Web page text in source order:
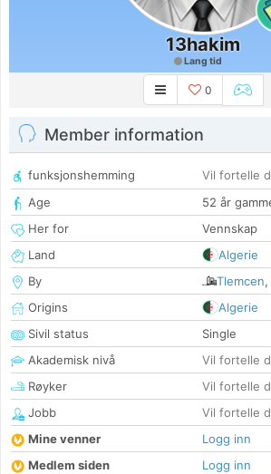
13hakim
Lang tid
0
Member information
funksjonshemming
Vil fortelle
Age
52 år
Her for
Vennskap
Land
Algerie
By
Tlemcen,
Origins
Algerie
Sivil status
Single
Akademisk nivå
Vil fortelle
Røyker
Vil fortelle
Jobb
Vil fortelle
Mine venner
Logg inn
Medlem siden
Logg inn